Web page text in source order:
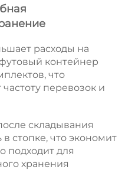
расходы на
контейнер
что
перевозок и
складывания
стопке, что экономит
подходит для
хранения